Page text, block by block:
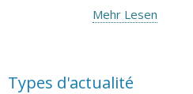
Mehr Lesen
Types d'actualité